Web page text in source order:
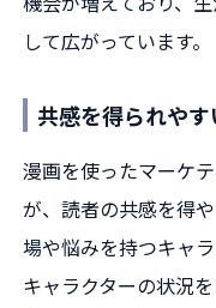
して広がっています。
共感を得られやす
漫画を使ったマーケ
が、読者の共感を得
場や悩みを持つキャ
キャラクターの状況